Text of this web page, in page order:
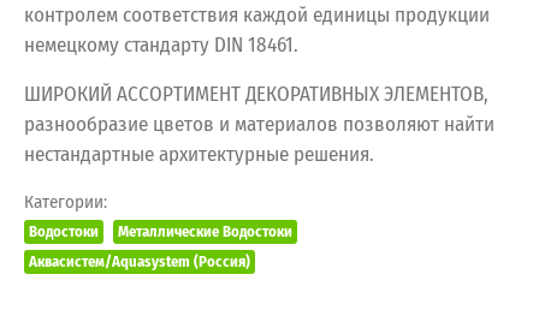
контролем соответствия каждой единицы продукции
немецкому стандарту DIN 18461.
ШИРОКИЙ АССОРТИМЕНТ ДЕКОРАТИВНЫХ ЭЛЕМЕНТОВ,
разнообразие цветов и материалов позволяют найти
нестандартные архитектурные решения.
Категории:
Водостоки
Металлические Водостоки
Аквасистем/Aquasystem (Россия)